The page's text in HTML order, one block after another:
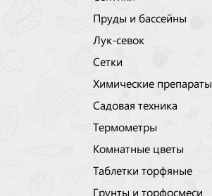
Пруды и бассейны
Лук-севок
Сетки
Химические препараты
Садовая техника
Термометры
Комнатные цветы
Таблетки торфяные
Грунты и торфосмеси